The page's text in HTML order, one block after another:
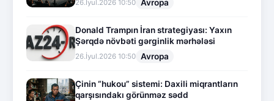
26.İyul.2026 10:50 Avropa
Donald Trampın İran strategiyası: Yaxın
Şərqdə növbəti gərginlik mərhələsi
26.İyul.2026 10:50 Avropa
Çinin “hukou” sistemi: Daxili miqrantların
qarşısındakı görünməz sədd